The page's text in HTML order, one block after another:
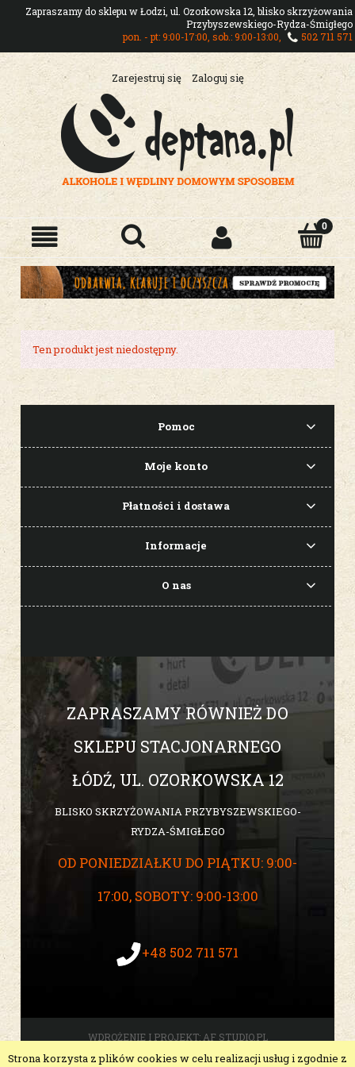
Zapraszamy do sklepu w Łodzi, ul. Ozorkowska 12, blisko skrzyżowania
Przybyszewskiego-Rydza-Śmigłego
pon. - pt: 9:00-17:00, sob.: 9:00-13:00,
502 711 571
Strona korzysta z plików cookies w celu realizacji usług i zgodnie z
Zarejestruj się Zaloguj się
Ten produkt jest niedostępny.
Pomoc
Moje konto
Płatności i dostawa
Informacje
O nas
ZAPRASZAMY RÓWNIEŻ DO
SKLEPU STACJONARNEGO
ŁÓDŹ, UL. OZORKOWSKA 12
BLISKO SKRZYŻOWANIA PRZYBYSZEWSKIEGO-
RYDZA-ŚMIGŁEGO
OD PONIEDZIAŁKU DO PIĄTKU: 9:00-
17:00, SOBOTY: 9:00-13:00
+48 502 711 571
WDROŻENIE I PROJEKT: AF STUDIO.PL